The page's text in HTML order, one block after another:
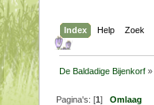
Index Help Zoek
De Baldadige Bijenkorf »
Pagina's: [1]Omlaag